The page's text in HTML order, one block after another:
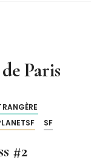
Paris
SF
#2